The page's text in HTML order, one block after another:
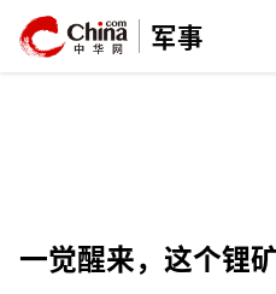
军事
一觉醒来，这个锂